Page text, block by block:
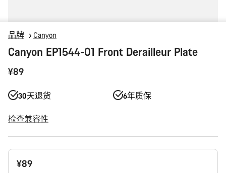
品牌 Canyon
Canyon EP1544-01 Front Derailleur Plate
¥89
30天退货 6年质保
检查兼容性
产
¥89